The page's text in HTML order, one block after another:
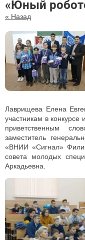
«Юный
« Назад
Лаврищева Елена
участникам в
приветственным
заместитель
«ВНИИ «Сигнал»
совета молодых
Аркадьевна.